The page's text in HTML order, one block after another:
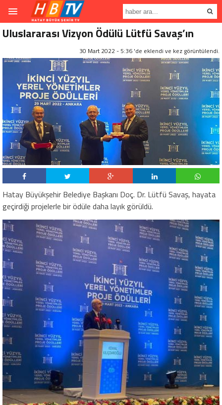
Uluslararası Vizyon Ödülü Lütfü Savaş’ın
30 Mart 2022 - 5:36 'de eklendi ve kez görüntülendi.
Hatay Büyükşehir Belediye Başkanı Doç. Dr. Lütfü Savaş, hayata
geçirdiği projelerle bir ödüle daha layık görüldü.